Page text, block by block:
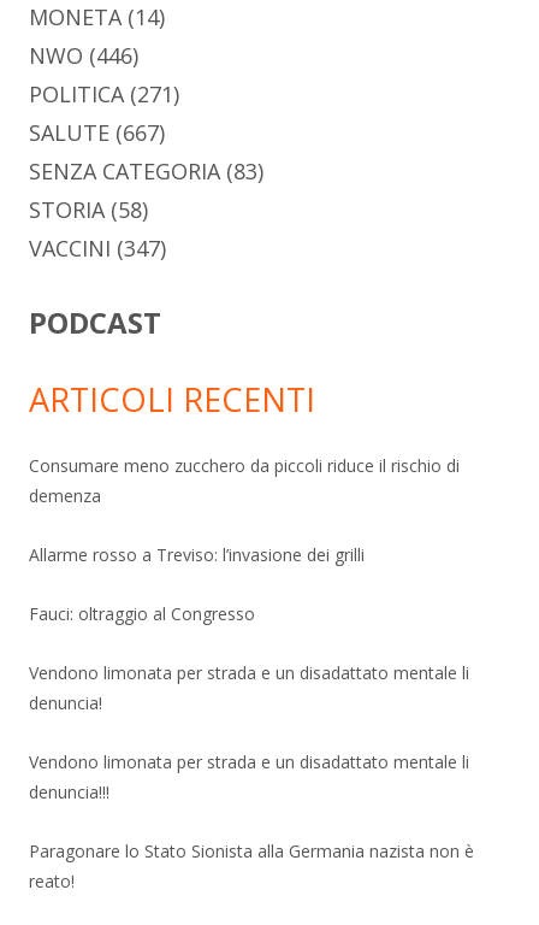
MONETA (14)
NWO (446)
POLITICA (271)
SALUTE (667)
SENZA CATEGORIA (83)
STORIA (58)
VACCINI (347)
PODCAST
ARTICOLI RECENTI
Consumare meno zucchero da piccoli riduce il rischio di
demenza
Allarme rosso a Treviso: l’invasione dei grilli
Fauci: oltraggio al Congresso
Vendono limonata per strada e un disadattato mentale li
denuncia!
Vendono limonata per strada e un disadattato mentale li
denuncia!!!
Paragonare lo Stato Sionista alla Germania nazista non è
reato!